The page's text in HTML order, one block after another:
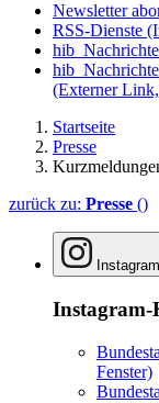
Newsletter
RSS-Dienste
(Externer
Startseite
Presse
zurück zu: Presse ()
Instagram
Instagram-
Fenster)